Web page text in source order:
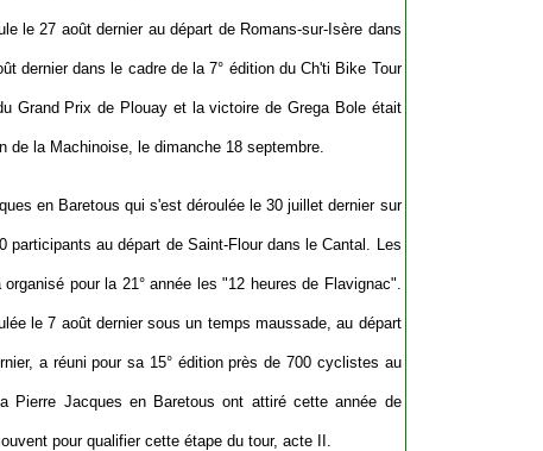
le 27 août dernier au départ de Romans-sur-Isère dans
dernier dans le cadre de la 7° édition du Ch'ti Bike Tour
Grand Prix de Plouay et la victoire de Grega Bole était
de la Machinoise, le dimanche 18 septembre.
en Baretous qui s'est déroulée le 30 juillet dernier sur
participants au départ de Saint-Flour dans le Cantal. Les
pour la 21° année les "12 heures de Flavignac".
le 7 août dernier sous un temps maussade, au départ
a réuni pour sa 15° édition près de 700 cyclistes au
Pierre Jacques en Baretous ont attiré cette année de
pour qualifier cette étape du tour, acte II.